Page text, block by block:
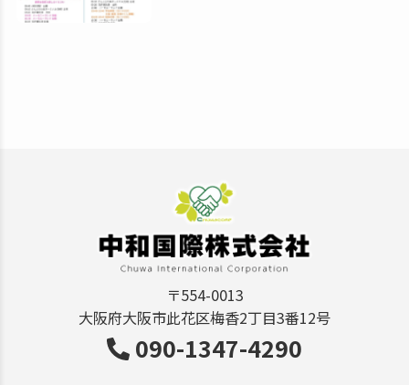
〒554-0013
大阪府大阪市此花区梅香2丁目3番12号
090-1347-4290